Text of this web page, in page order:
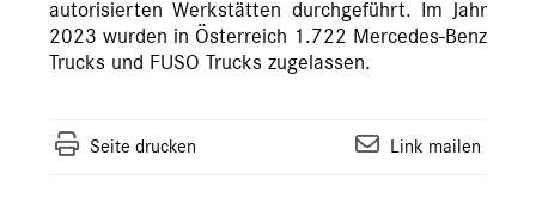
autorisierten Werkstätten durchgeführt. Im Jahr
2023 wurden in Österreich 1.722 Mercedes-Benz
Trucks und FUSO Trucks zugelassen.
Seite drucken Link mailen